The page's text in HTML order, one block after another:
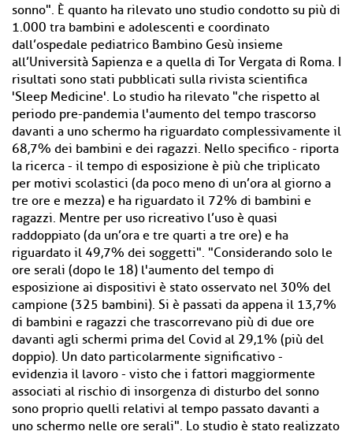
sonno". È quanto ha rilevato uno studio condotto su più di
1.000 tra bambini e adolescenti e coordinato
dall’ospedale pediatrico Bambino Gesù insieme
all’Università Sapienza e a quella di Tor Vergata di Roma. I
risultati sono stati pubblicati sulla rivista scientifica
'Sleep Medicine'. Lo studio ha rilevato "che rispetto al
periodo pre-pandemia l'aumento del tempo trascorso
davanti a uno schermo ha riguardato complessivamente il
68,7% dei bambini e dei ragazzi. Nello specifico - riporta
la ricerca - il tempo di esposizione è più che triplicato
per motivi scolastici (da poco meno di un’ora al giorno a
tre ore e mezza) e ha riguardato il 72% di bambini e
ragazzi. Mentre per uso ricreativo l’uso è quasi
raddoppiato (da un’ora e tre quarti a tre ore) e ha
riguardato il 49,7% dei soggetti". "Considerando solo le
ore serali (dopo le 18) l'aumento del tempo di
esposizione ai dispositivi è stato osservato nel 30% del
campione (325 bambini). Si è passati da appena il 13,7%
di bambini e ragazzi che trascorrevano più di due ore
davanti agli schermi prima del Covid al 29,1% (più del
doppio). Un dato particolarmente significativo -
evidenzia il lavoro - visto che i fattori maggiormente
associati al rischio di insorgenza di disturbo del sonno
sono proprio quelli relativi al tempo passato davanti a
uno schermo nelle ore serali". Lo studio è stato realizzato